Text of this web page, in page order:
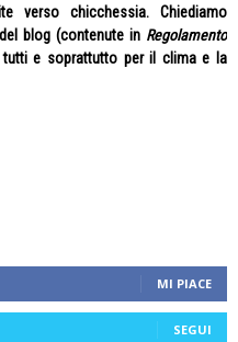
verso chicchessia. Chiediamo
blog (contenute in Regolamento
e soprattutto per il clima e la
MI PIACE
SEGUI